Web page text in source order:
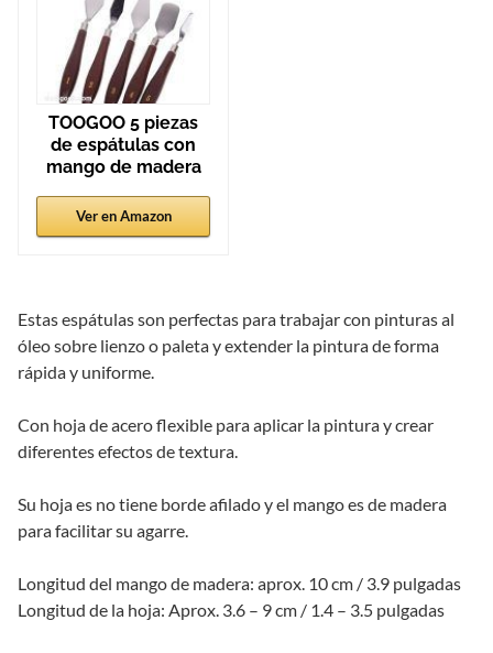
TOOGOO 5 piezas
de espátulas con
mango de madera
Ver en Amazon
Estas espátulas son perfectas para trabajar con pinturas al
óleo sobre lienzo o paleta y extender la pintura de forma
rápida y uniforme.
Con hoja de acero flexible para aplicar la pintura y crear
diferentes efectos de textura.
Su hoja es no tiene borde afilado y el mango es de madera
para facilitar su agarre.
Longitud del mango de madera: aprox. 10 cm / 3.9 pulgadas
Longitud de la hoja: Aprox. 3.6 – 9 cm / 1.4 – 3.5 pulgadas